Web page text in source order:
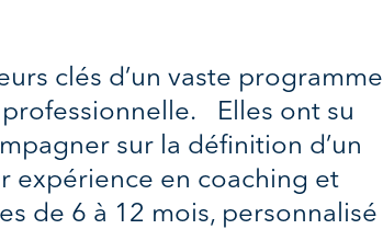
clés d’un vaste programme
Elles ont su
sur la définition d’un
expérience en coaching et
de 6 à 12 mois, personnalisé